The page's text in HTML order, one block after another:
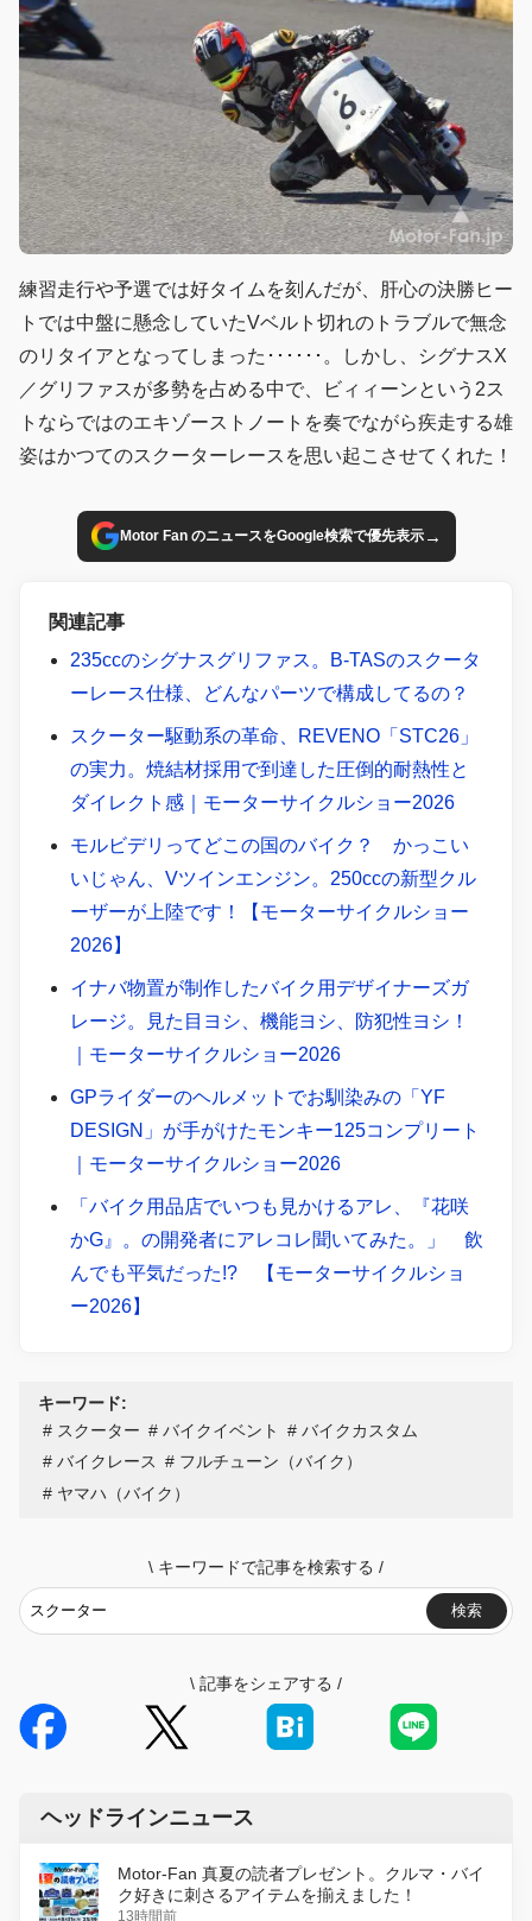
練習走行や予選では好タイムを刻んだが、肝心の決勝ヒー
トでは中盤に懸念していたVベルト切れのトラブルで無念
のリタイアとなってしまった･･････。しかし、シグナスX
／グリファスが多勢を占める中で、ビィィーンという2ス
トならではのエキゾーストノートを奏でながら疾走する雄
姿はかつてのスクーターレースを思い起こさせてくれた！
Motor Fan のニュースをGoogle検索で優先表示→
関連記事
235ccのシグナスグリファス。B-TASのスクータ
ーレース仕様、どんなパーツで構成してるの？
スクーター駆動系の革命、REVENO「STC26」
の実力。焼結材採用で到達した圧倒的耐熱性と
ダイレクト感｜モーターサイクルショー2026
モルビデリってどこの国のバイク？ かっこい
いじゃん、Vツインエンジン。250ccの新型クル
ーザーが上陸です！【モーターサイクルショー
2026】
イナバ物置が制作したバイク用デザイナーズガ
レージ。見た目ヨシ、機能ヨシ、防犯性ヨシ！
｜モーターサイクルショー2026
GPライダーのヘルメットでお馴染みの「YF
DESIGN」が手がけたモンキー125コンプリート
｜モーターサイクルショー2026
「バイク用品店でいつも見かけるアレ、『花咲
かG』。の開発者にアレコレ聞いてみた。」 飲
んでも平気だった!? 【モーターサイクルショ
ー2026】
キーワード:
スクーター
バイクイベント
バイクカスタム
バイクレース
フルチューン（バイク）
ヤマハ（バイク）
\ キーワードで記事を検索する /
検索
\ 記事をシェアする /
ヘッドラインニュース
Motor-Fan 真夏の読者プレゼント。クルマ・バイ
ク好きに刺さるアイテムを揃えました！
13時間前